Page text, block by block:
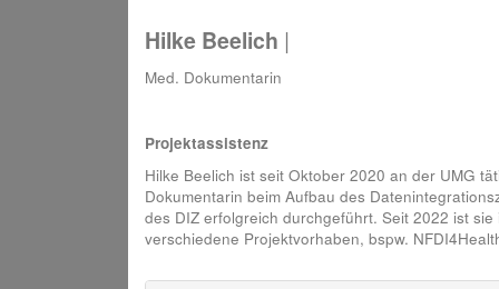
Hilke Beelich |
Med. Dokumentarin
Projektassistenz
Hilke Beelich ist seit Oktober 2020 an der UMG
Dokumentarin beim Aufbau des
des DIZ erfolgreich durchgeführt. Seit 2022 ist
verschiedene Projektvorhaben, bspw.